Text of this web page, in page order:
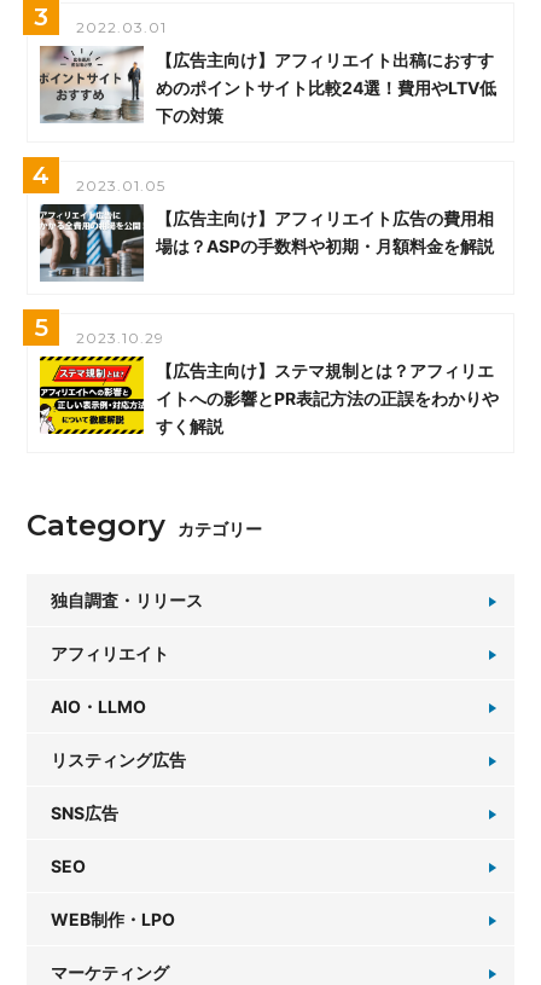
3 2022.03.01
【広告主向け】アフィリエイト出稿におすす
めのポイントサイト比較24選！費用やLTV低
下の対策
4 2023.01.05
【広告主向け】アフィリエイト広告の費用相
場は？ASPの手数料や初期・月額料金を解説
5 2023.10.29
【広告主向け】ステマ規制とは？アフィリエ
イトへの影響とPR表記方法の正誤をわかりや
すく解説
Category カテゴリー
独自調査・リリース
アフィリエイト
AIO・LLMO
リスティング広告
SNS広告
SEO
WEB制作・LPO
マーケティング